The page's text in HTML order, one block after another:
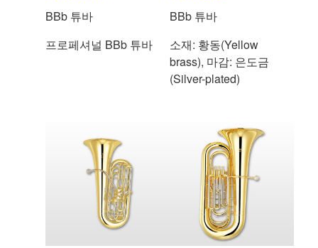
BBb 튜바
프로페셔널 BBb 튜바
BBb 튜바
소재: 황동(Yellow
brass), 마감: 은도금
(Silver-plated)